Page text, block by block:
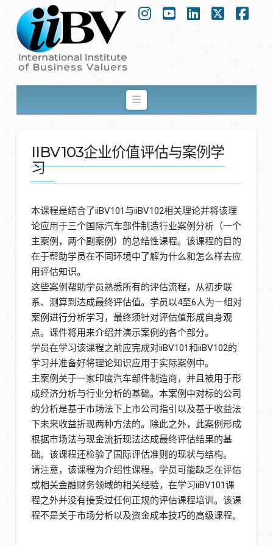
Navigation
IIBV103企业价值评估与案例学
习
本课程是结合了iiBV101与iiBV102相关理论并将该理
论应用于三个国际汽车部件制造行业案例分析（一个
主案例，两个副案例）的总结性课程。该课程的目的
在于帮助学员在不同环境中了解为什么和怎么样去应
用评估知识。
这些案例帮助学员熟悉所有的评估流程，从初步联
系、测算到达成最终评估值。学员以4至6人为一组对
案例进行分析学习，最终须针对评估值形成自身观
点。课件将用来介绍并演示案例的各个部分。
学员在学习该课程之前应完成对iiBV101和iiBV102的
学习并准备好将理论知识应用于实际案例中。
主案例关于一家印度汽车部件制造商，并且被用于形
成经济分析与行业分析的基础。本案例中对标的公司
的分析是基于市场法下上市公司指引以及基于收益法
下未来收益折现两种方法的。除此之外，此案例形成
根据市场法与现金流折现法达成最终评估结果的基
础。该课程还检验了国际评估准则的现状与结构。
请注意，该课程为介绍性课程。学员可能缺乏在评估
或相关金融财务领域的相关经验，在学习iiBV101课
程之外并没有接受过任何正规的评估课程培训。该课
程不是关于市场分析以及资金成本技巧的高级课程。